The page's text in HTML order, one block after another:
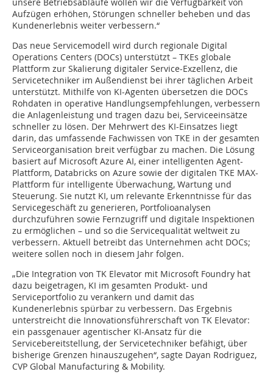
Aufzügen erhöhen, Störungen schneller beheben und das
Kundenerlebnis weiter verbessern.“
Das neue Servicemodell wird durch regionale Digital
Operations Centers (DOCs) unterstützt – TKEs globale
Plattform zur Skalierung digitaler Service-Exzellenz, die
Servicetechniker im Außendienst bei ihrer täglichen Arbeit
unterstützt. Mithilfe von KI-Agenten übersetzen die DOCs
Rohdaten in operative Handlungsempfehlungen, verbessern
die Anlagenleistung und tragen dazu bei, Serviceeinsätze
schneller zu lösen. Der Mehrwert des KI-Einsatzes liegt
darin, das umfassende Fachwissen von TKE in der gesamten
Serviceorganisation breit verfügbar zu machen. Die Lösung
basiert auf Microsoft Azure AI, einer intelligenten Agent-
Plattform, Databricks on Azure sowie der digitalen TKE MAX-
Plattform für intelligente Überwachung, Wartung und
Steuerung. Sie nutzt KI, um relevante Erkenntnisse für das
Servicegeschäft zu generieren, Portfolioanalysen
durchzuführen sowie Fernzugriff und digitale Inspektionen
zu ermöglichen – und so die Servicequalität weltweit zu
verbessern. Aktuell betreibt das Unternehmen acht DOCs;
weitere sollen noch in diesem Jahr folgen.
„Die Integration von TK Elevator mit Microsoft Foundry hat
dazu beigetragen, KI im gesamten Produkt- und
Serviceportfolio zu verankern und damit das
Kundenerlebnis spürbar zu verbessern. Das Ergebnis
unterstreicht die Innovationsführerschaft von TK Elevator:
ein passgenauer agentischer KI-Ansatz für die
Servicebereitstellung, der Servicetechniker befähigt, über
bisherige Grenzen hinauszugehen“, sagte Dayan Rodriguez,
CVP Global Manufacturing & Mobility.